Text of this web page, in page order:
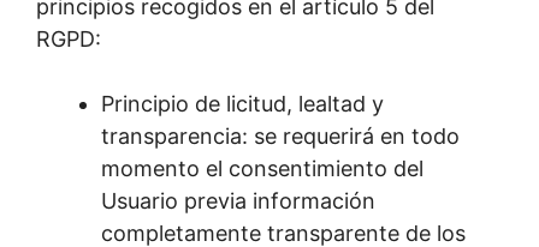
principios recogidos en el artículo 5 del
RGPD:
Principio de licitud, lealtad y
transparencia: se requerirá en todo
momento el consentimiento del
Usuario previa información
completamente transparente de los